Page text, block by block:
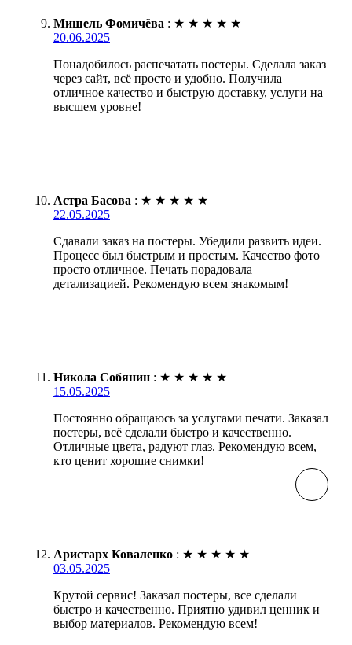
Мишель Фомичёва : ★ ★ ★ ★ ★
20.06.2025
Понадобилось распечатать постеры. Сделала заказ
через сайт, всё просто и удобно. Получила
отличное качество и быструю доставку, услуги на
высшем уровне!
Астра Басова : ★ ★ ★ ★ ★
22.05.2025
Сдавали заказ на постеры. Убедили развить идеи.
Процесс был быстрым и простым. Качество фото
просто отличное. Печать порадовала
детализацией. Рекомендую всем знакомым!
Никола Собянин : ★ ★ ★ ★ ★
15.05.2025
Постоянно обращаюсь за услугами печати. Заказал
постеры, всё сделали быстро и качественно.
Отличные цвета, радуют глаз. Рекомендую всем,
кто ценит хорошие снимки!
Аристарх Коваленко : ★ ★ ★ ★ ★
03.05.2025
Крутой сервис! Заказал постеры, все сделали
быстро и качественно. Приятно удивил ценник и
выбор материалов. Рекомендую всем!